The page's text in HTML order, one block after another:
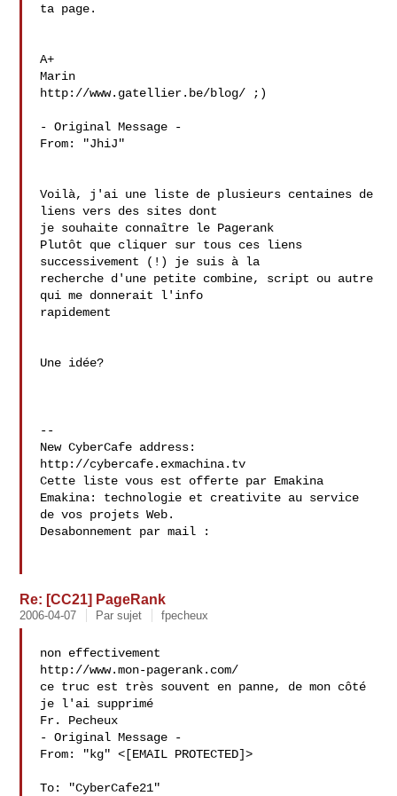
ta page.
A+
Marin
http://www.gatellier.be/blog/ ;)
- Original Message -
From: "JhiJ"
Voilà, j'ai une liste de plusieurs centaines de
liens vers des sites dont
je souhaite connaître le Pagerank
Plutôt que cliquer sur tous ces liens
successivement (!) je suis à la
recherche d'une petite combine, script ou autre
qui me donnerait l'info
rapidement
Une idée?
--
New CyberCafe address:
http://cybercafe.exmachina.tv
Cette liste vous est offerte par Emakina
Emakina: technologie et creativite au service
de vos projets Web.
Desabonnement par mail :
Re: [CC21] PageRank
2006-04-07 Par sujet fpecheux
non effectivement
http://www.mon-pagerank.com/
ce truc est très souvent en panne, de mon côté
je l'ai supprimé
Fr. Pecheux
- Original Message -
From: "kg" <[EMAIL PROTECTED]>
To: "CyberCafe21"